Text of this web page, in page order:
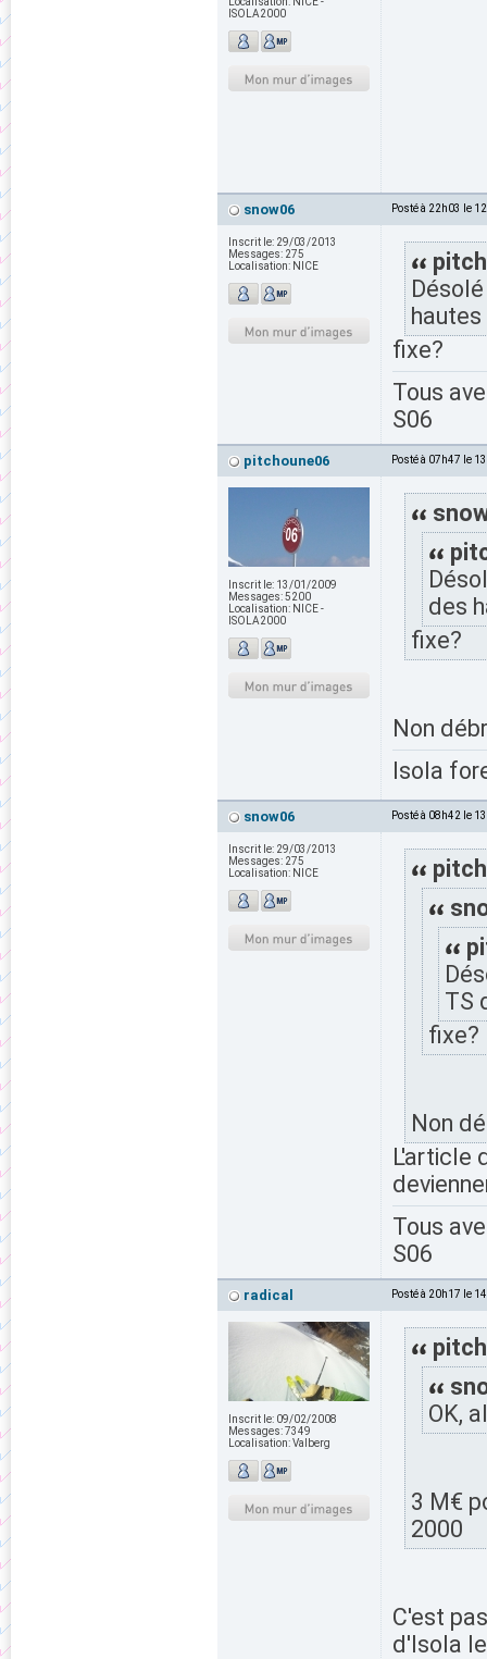
ISOLA2000
snow06 Posté à 22h03 le
Inscrit le: 29/03/2013
Messages: 275
Localisation: NICE
fixe?
Tous
S06
pitchoune06 Posté à 07h47 le
Inscrit le: 13/01/2009
Messages:5200
Localisation: NICE -
ISOLA2000
des
fixe?
Non
Isola
snow06 Posté à 08h42 le
Inscrit le: 29/03/2013
Messages: 275
Localisation: NICE
TS
fixe?
Non
L'article
Tous
S06
radical Posté à 20h17 le
Inscrit le: 09/02/2008
Messages:7349
Localisation:Valberg
OK,
3 M€
2000
C'est
d'Isola